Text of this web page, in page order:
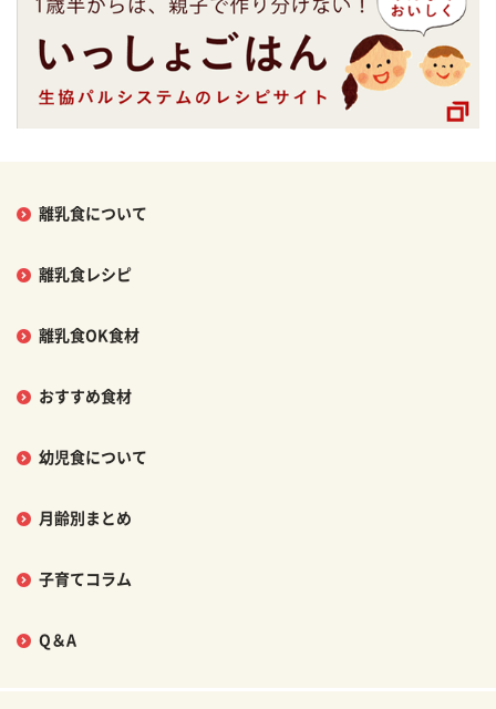
離乳食について
離乳食レシピ
離乳食OK食材
おすすめ食材
幼児食について
月齢別まとめ
子育てコラム
Q＆A